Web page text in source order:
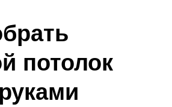
потолок